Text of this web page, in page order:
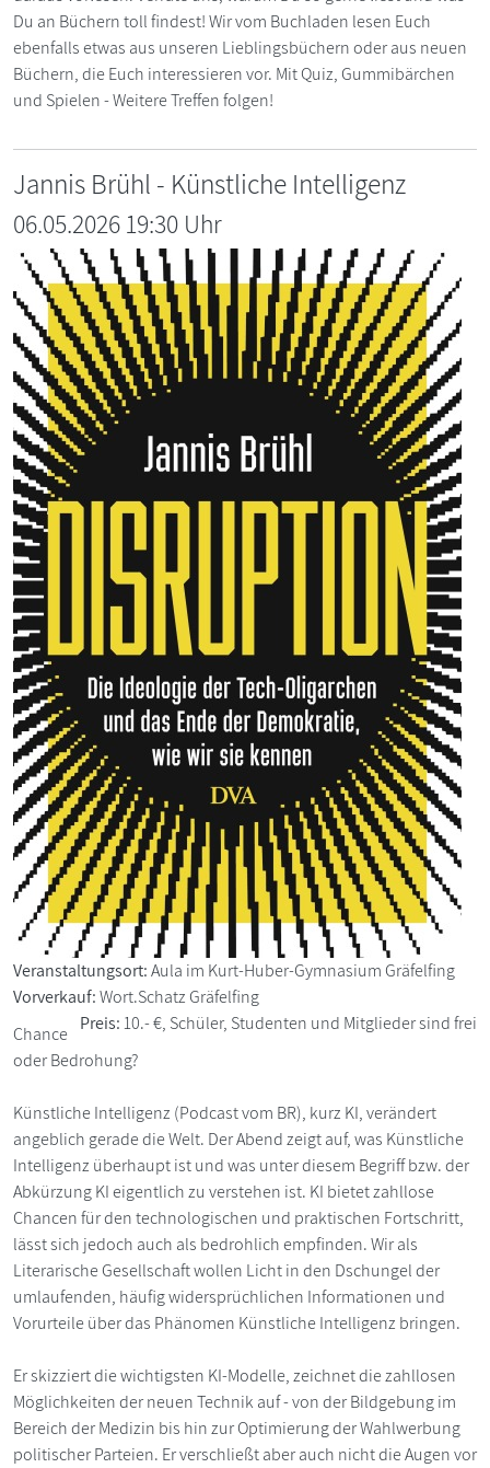
Du an Büchern toll findest! Wir vom Buchladen lesen Euch
ebenfalls etwas aus unseren Lieblingsbüchern oder aus neuen
Büchern, die Euch interessieren vor. Mit Quiz, Gummibärchen
und Spielen - Weitere Treffen folgen!
Jannis Brühl - Künstliche Intelligenz
06.05.2026 19:30 Uhr
Veranstaltungsort:Aula im Kurt-Huber-Gymnasium Gräfelfing
Vorverkauf:Wort.Schatz Gräfelfing
Preis:10.- €, Schüler, Studenten und Mitglieder sind frei
Chance
oder Bedrohung?
Künstliche Intelligenz (Podcast vom BR), kurz KI, verändert
angeblich gerade die Welt. Der Abend zeigt auf, was Künstliche
Intelligenz überhaupt ist und was unter diesem Begriff bzw. der
Abkürzung KI eigentlich zu verstehen ist. KI bietet zahllose
Chancen für den technologischen und praktischen Fortschritt,
lässt sich jedoch auch als bedrohlich empfinden. Wir als
Literarische Gesellschaft wollen Licht in den Dschungel der
umlaufenden, häufig widersprüchlichen Informationen und
Vorurteile über das Phänomen Künstliche Intelligenz bringen.
Er skizziert die wichtigsten KI-Modelle, zeichnet die zahllosen
Möglichkeiten der neuen Technik auf - von der Bildgebung im
Bereich der Medizin bis hin zur Optimierung der Wahlwerbung
politischer Parteien. Er verschließt aber auch nicht die Augen vor